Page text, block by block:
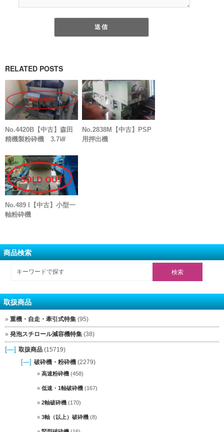
RELATED POSTS
No.4420B【中古】森田
精機製粉砕機 3.7㎾
No.2838M【中古】PSP
用押出機
No.489 I【中古】小型一
軸粉砕機
商品検索
取扱商品
重機・自走・牽引式特集 (95)
発泡スチロール減容機特集 (38)
[—] 取扱商品 (15719)
[—] 破砕機・粉砕機 (2279)
高速粉砕機 (458)
低速・1軸破砕機 (167)
2軸破砕機 (170)
3軸（以上）破砕機 (8)